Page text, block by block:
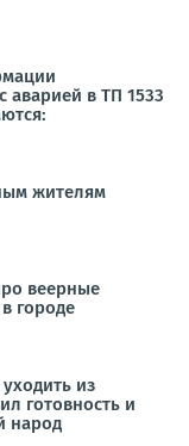
аварией в ТП 1533
жителям
веерные
городе
из
готовность и
народ